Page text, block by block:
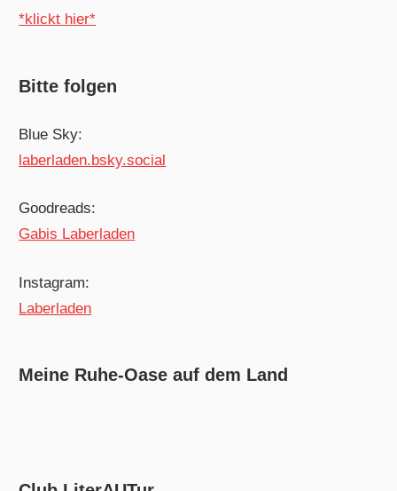
*klickt hier*
Bitte folgen
Blue Sky:
laberladen.bsky.social
Goodreads:
Gabis Laberladen
Instagram:
Laberladen
Meine Ruhe-Oase auf dem Land